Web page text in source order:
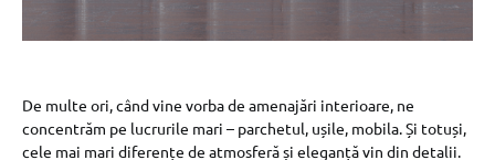
De multe ori, când vine vorba de amenajări interioare, ne
concentrăm pe lucrurile mari – parchetul, ușile, mobila. Și totuși,
cele mai mari diferențe de atmosferă și eleganță vin din detalii.